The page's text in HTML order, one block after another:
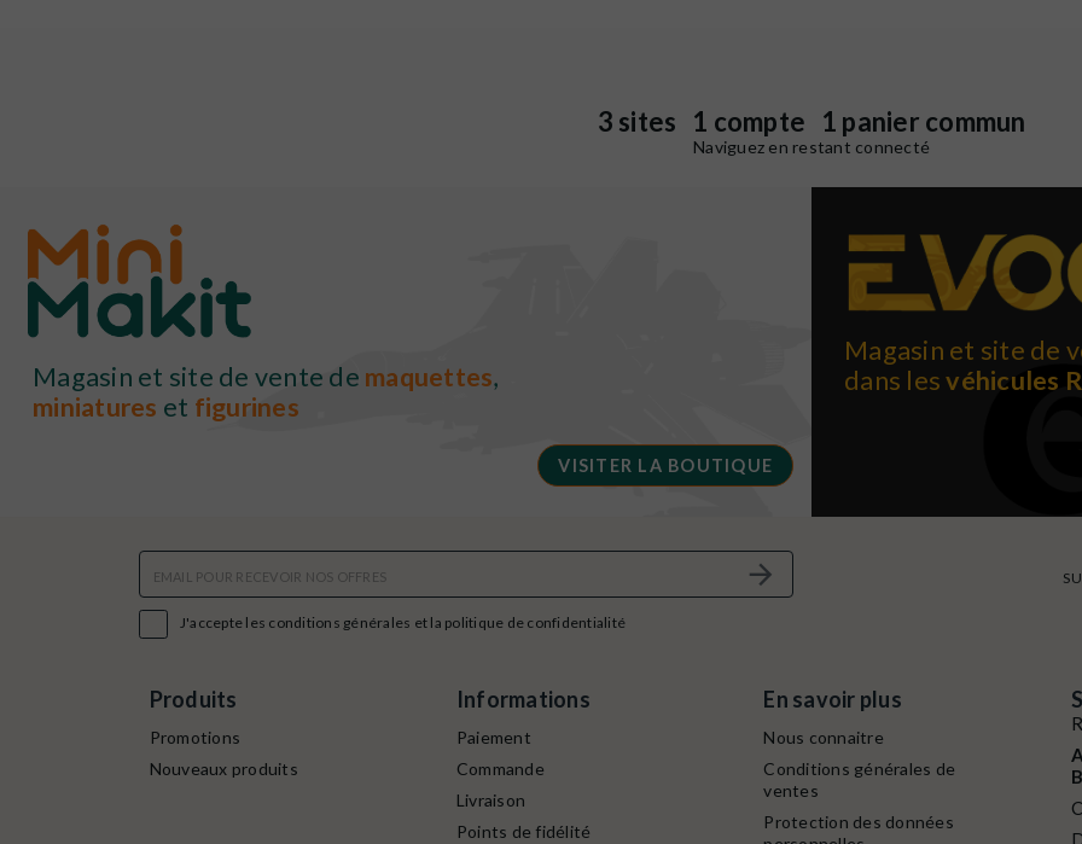
3 sites 1 compte 1 panier commun
Naviguez en restant connecté
Magasin et site de vente de maquettes,
miniatures et figurines
VISITER LA BOUTIQUE
Magasin et site de
dans lesvéhicules
J'accepte les conditions générales et la politique de confidentialité
Produits
Promotions
Nouveaux produits
Informations
Paiement
Commande
Livraison
Points de fidélité
En savoir plus
Nous connaitre
Conditions générales de
ventes
Protection des données